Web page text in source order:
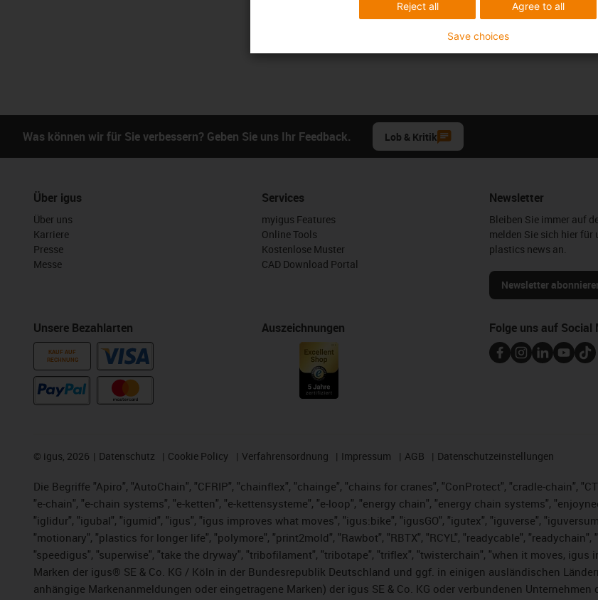
Was können wir für Sie verbessern? Geben Sie uns Ihr Feedback. Lob & Kritik
Über igus
Über uns
Karriere
Presse
Messe
Unsere Bezahlarten
KAUF AUF
RECHNUNG
Services
myigus Features
Online Tools
Kostenlose Muster
CAD Download Portal
Auszeichnungen
Newsletter
Bleiben Sie immer auf
melden Sie sich hier für
plastics news an.
Newsletter
Folge uns auf Social
© igus, 2026 Datenschutz Cookie Policy Verfahrensordnung Impressum AGB Datenschutzeinstellungen
Die Begriffe "Apiro", "AutoChain", "CFRIP", "chainflex", "chainge", "chains for cranes", "ConProtect", "cradle-chain",
"e-chain", "e-chain systems", "e-ketten", "e-kettensysteme", "e-loop", "energy chain", "energy chain systems",
"iglidur", "igubal", "igumid", "igus", "igus improves what moves", "igus:bike", "igusGO", "igutex", "iguverse",
"motionary", "plastics for longer life", "polymore", "print2mold", "Rawbot", "RBTX", "RCYL", "readycable",
"speedigus", "superwise", "take the dryway", "tribofilament", "tribotape", "triflex", "twisterchain", "when it moves,
Marken der igus® SE & Co. KG / Köln in der Bundesrepublik Deutschland und ggf. in einigen ausländischen
anhängige Markenanmeldungen oder eingetragene Marken) der igus SE & Co. KG oder verbundenen
Agree to all
Reject all
Save choices